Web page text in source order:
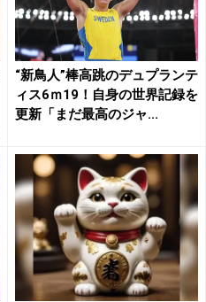
“新鳥人”棒高跳のデュプランテ
ィス6ｍ19！自身の世界記録を
更新「まだ最高のジャ...